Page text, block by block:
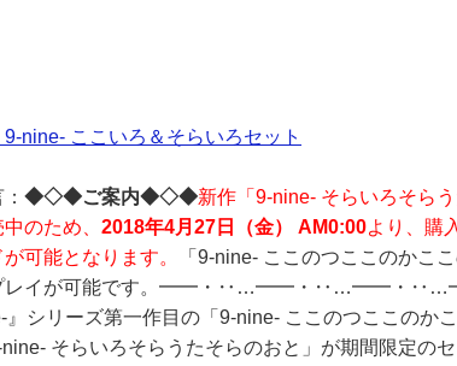
9-nine- ここいろ＆そらいろセット
◆◇◆ご案内◆◇◆新作「9-nine- そらいろそら
のため、 2018年4月27日（金） AM0:00より、購
可能となります。
「9-nine- ここのつここのかこ
プレイが可能です。━━・‥…━━・‥…━━・
シリーズ第一作目の「9-nine- ここのつここのか
そらいろそらうたそらのおと」が期間限定の